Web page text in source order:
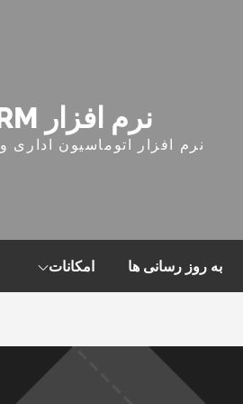
نرم افزار CRM آریا
نرم افزار اتوماسیون اداری و CRM رایگان آریا
به روز رسانی ها امکانات